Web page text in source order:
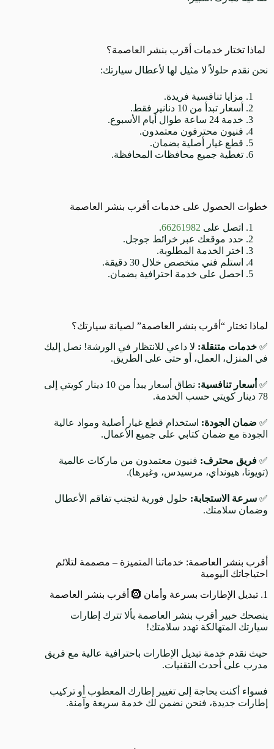
لماذا تختار خدمات أقرب بنشر العاصمة؟
نحن نقدم حلولاً لا مثيل لها لأعطال سيارتك:
مزايا تنافسية فريدة.
أسعار تبدأ من 10 دنانير فقط.
خدمة 24 ساعة طوال أيام الأسبوع.
فنيون محترفون معتمدون.
قطع غيار أصلية بضمان.
تغطية جميع محافظات المحافظة.
خطوات الحصول على خدمات أقرب بنشر العاصمة
اتصل على 66261982
.
حدد موقعك عبر خرائط جوجل.
اختر الخدمة المطلوبة.
استلم فني متخصص خلال 30 دقيقة.
احصل على خدمة احترافية بضمان.
لماذا تختار “أقرب بنشر العاصمة” لصيانة سيارتك؟
✅ خدمات متنقلة: لا داعي للانتظار في الورشة! نصل إليك
في المنزل، العمل، أو حتى على الطريق.
✅ أسعار تنافسية:
نطاق أسعار يبدأ من 10 دينار كويتي إلى
78 دينار كويتي حسب الخدمة.
✅ ضمان الجودة: استخدام قطع غيار أصلية ومواد عالية
الجودة مع ضمان كتابي على جميع الأعمال.
✅ فريق محترف: فنيون معتمدون من ماركات عالمية
(تويوتا، هيونداي، مرسيدس، وغيرها).
✅ سرعة الاستجابة: حلول فورية لتجنب تفاقم الأعطال
وضمان سلامتك.
أقرب بنشر العاصمة: خدماتنا المتميزة – مصممة لتلائم
احتياجاتك اليومية
1. تبديل الإطارات بسرعة وأمان 🛞 أقرب بنشر العاصمة
ينصحك خبير أقرب بنشر العاصمة بألا تترك إطارات
سيارتك المتهالكة تهدد سلامتك!
حيث نقدم خدمة تبديل الإطارات باحترافية عالية مع فريق
مدرب على أحدث التقنيات.
فسواء أكنت بحاجة إلى تغيير إطارك المعطوب أو تركيب
إطارات جديدة، فنحن نضمن لك خدمة سريعة وآمنة.